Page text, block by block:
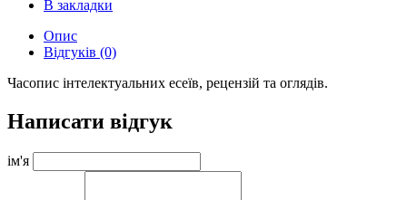
В закладки
Опис
Відгуків (0)
Часопис інтелектуальних есеїв, рецензій та оглядів.
Написати відгук
ім'я